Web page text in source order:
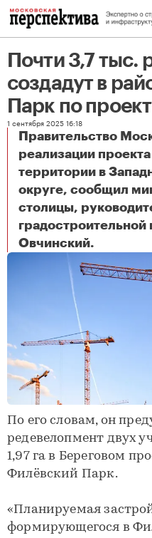
Почти 3,7 тыс.
создадут в
Парк по
1 сентября 2025 16:18
Правительство
реализации
территории в
округе, сообщил
столицы,
градостроительной
Овчинский.
По его словам, он
редевелопмент двух
1,97 га в Береговом
Филёвский Парк.
«Планируемая
формирующегося в